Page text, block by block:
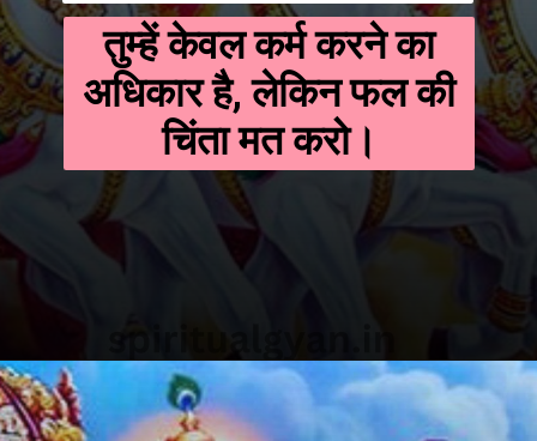
तुम्हें केवल कर्म करने का
अधिकार है, लेकिन फल की
चिंता मत करो।